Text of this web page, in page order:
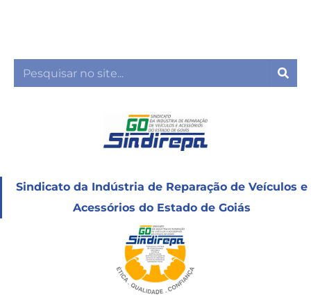
conteúdo
Sindicato da Indústria de Reparação de Veículos e
Acessórios do Estado de Goiás